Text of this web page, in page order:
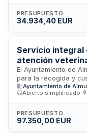
control sanitario en
de animales de
PRESUPUESTO
34.934,40 EUR
Servicio integral
atención
gestión de
alimento para
Almussafes
El Ayuntamiento de
para la recogida y
extraviados en vía
atención veterinaria
contrato comprende
perros y gestión de
Ayuntamiento de
Abierto simplificado
PRESUPUESTO
97.350,00 EUR